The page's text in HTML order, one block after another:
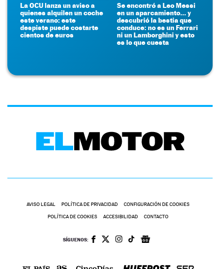
La OCU lanza un aviso a
quienes alquilen un coche
este verano: este
despiste puede costarte
cientos de euros
Se encontró a Leo Messi
en un aparcamiento... y
descubrió la bestia que
conduce: no es un Ferrari
ni un Lamborghini y esto
es lo que cuesta
AVISO LEGAL POLÍTICA DE PRIVACIDAD CONFIGURACIÓN DE COOKIES
POLÍTICA DE COOKIES ACCESIBILIDAD CONTACTO
SÍGUENOS: